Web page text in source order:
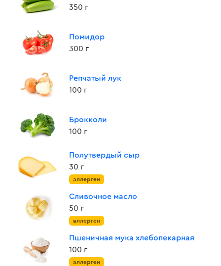
350 г
Помидор
300 г
Репчатый лук
100 г
Брокколи
100 г
Полутвердый сыр
30 г
аллерген
Сливочное масло
50 г
аллерген
Пшеничная мука хлебопекарная
100 г
аллерген